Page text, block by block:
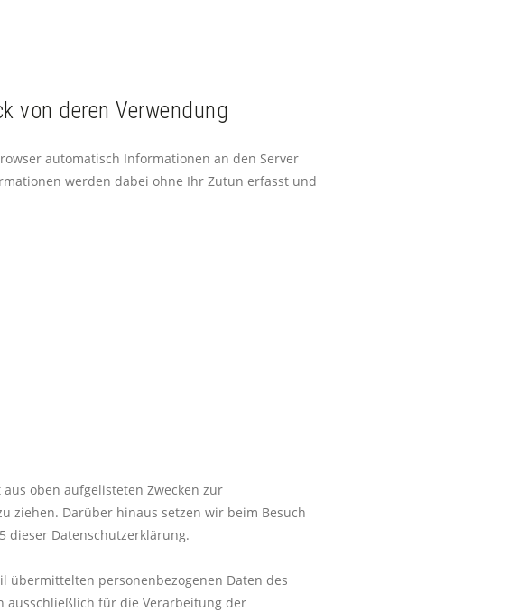
von deren Verwendung
automatisch Informationen an den Server
werden dabei ohne Ihr Zutun erfasst und
oben aufgelisteten Zwecken zur
ziehen. Darüber hinaus setzen wir beim Besuch
dieser Datenschutzerklärung.
übermittelten personenbezogenen Daten des
ausschließlich für die Verarbeitung der